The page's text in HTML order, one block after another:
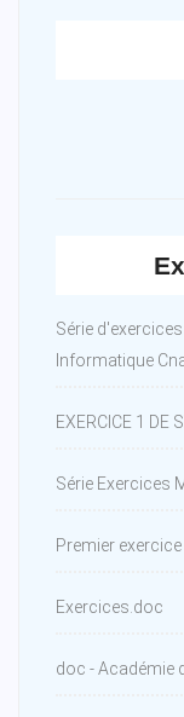
Série
Informatique
EXERCICE 1 DE
Série Exercices
Premier exercice
Exercices.doc
doc - Académie